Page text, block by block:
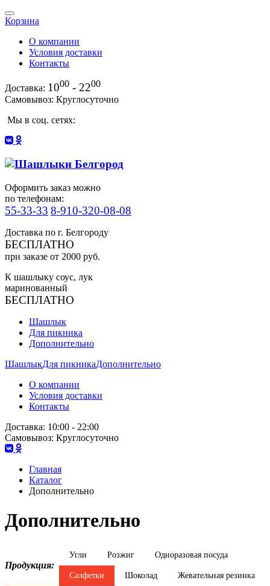
Корзина
О компании
Условия доставки
Контакты
Доставка: 1000 - 2200
Самовывоз: Круглосуточно
Мы в соц. сетях:
Оформить заказ можно
по телефонам:
55-33-33 8-910-320-08-08
Доставка по г. Белгороду
БЕСПЛАТНО
при заказе от 2000 руб.
К шашлыку соус, лук
маринованный
БЕСПЛАТНО
Шашлык
Для пикника
Дополнительно
ШашлыкДля пикникаДополнительно
О компании
Условия доставки
Контакты
Доставка: 10:00 - 22:00
Самовывоз: Круглосуточно
Главная
Каталог
Дополнительно
Дополнительно
Продукция:
Угли Розжиг Одноразовая посуда
Салфетки Шоколад Жевательная резинка